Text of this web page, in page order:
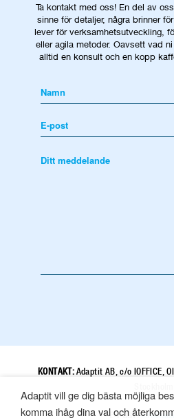
Ta kontakt med oss! En del av
sinne för detaljer, några brinner
lever för verksamhetsutveckling,
eller agila metoder. Oavsett vad
alltid en konsult och en kopp
KONTAKT:Adaptit AB, c/o IOFFICE,
E-POST:
Adaptit vill ge dig bästa möjliga
komma ihåg dina val och